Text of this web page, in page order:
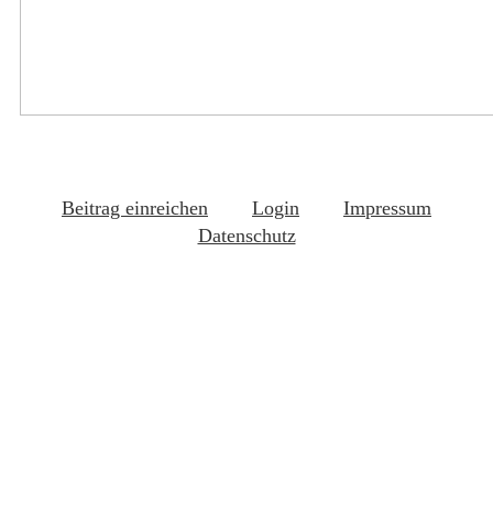
Beitrag einreichen Login
Impressum
Datenschutz